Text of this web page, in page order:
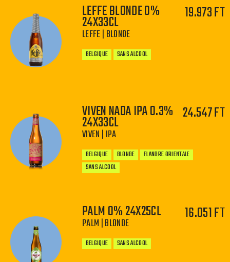
−
LEFFE BLONDE 0%
24X33CL
LEFFE | BLONDE
19.973 FT
BELGIQUE SANS ALCOOL
−
VIVEN NADA IPA 0.3%
24X33CL
VIVEN | IPA
24.547 FT
BELGIQUE BLONDE
FLANDRE ORIENTALE
SANS ALCOOL
PALM 0% 24X25CL
PALM | BLONDE
16.051 FT
BELGIQUE SANS ALCOOL